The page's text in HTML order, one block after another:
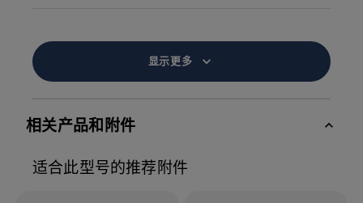
显示更多
相关产品和附件
适合此型号的推荐附件